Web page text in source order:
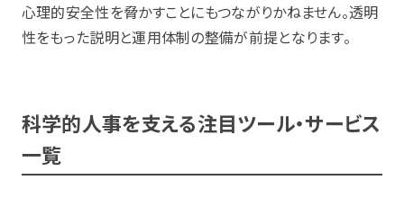
心理的安全性を脅かすことにもつながりかねません。透明
性をもった説明と運用体制の整備が前提となります。
科学的人事を支える注目ツール・サービス
一覧